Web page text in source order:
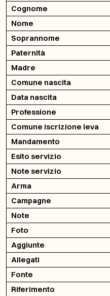
Cognome
Nome
Soprannome
Paternità
Madre
Comune nascita
Data nascita
Professione
Comune iscrizione leva
Mandamento
Esito servizio
Note servizio
Arma
Campagne
Note
Foto
Aggiunte
Allegati
Fonte
Riferimento